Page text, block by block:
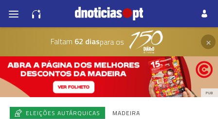
Faltam 62 diaspara os ×
PUB
ELEIÇÕES AUTÁRQUICAS MADEIRA